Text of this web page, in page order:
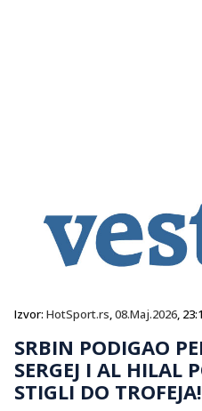
Izvor: HotSport.rs,08.Maj.2026,
SRBIN PODIGAO
SERGEJ I AL HILAL
STIGLI DO TROFEJA!